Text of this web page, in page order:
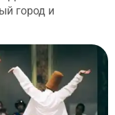
город и
дает полное